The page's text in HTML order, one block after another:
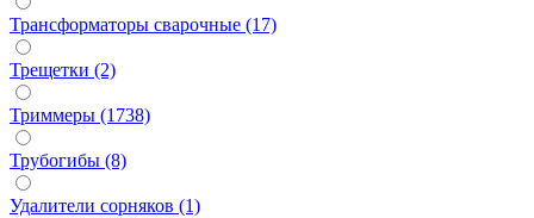
Трансформаторы сварочные (17)
Трещетки (2)
Триммеры (1738)
Трубогибы (8)
Удалители сорняков (1)